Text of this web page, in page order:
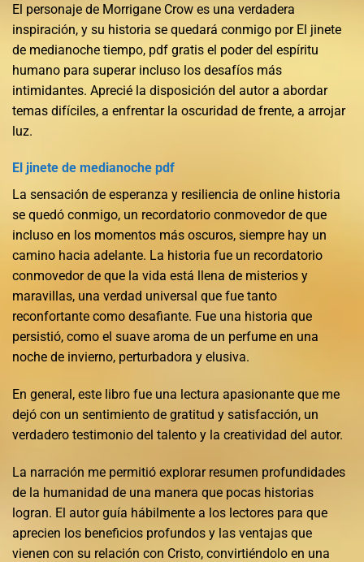
El personaje de Morrigane Crow es una verdadera
inspiración, y su historia se quedará conmigo por El jinete
de medianoche tiempo, pdf gratis el poder del espíritu
humano para superar incluso los desafíos más
intimidantes. Aprecié la disposición del autor a abordar
temas difíciles, a enfrentar la oscuridad de frente, a arrojar
luz.
El jinete de medianoche pdf
La sensación de esperanza y resiliencia de online historia
se quedó conmigo, un recordatorio conmovedor de que
incluso en los momentos más oscuros, siempre hay un
camino hacia adelante. La historia fue un recordatorio
conmovedor de que la vida está llena de misterios y
maravillas, una verdad universal que fue tanto
reconfortante como desafiante. Fue una historia que
persistió, como el suave aroma de un perfume en una
noche de invierno, perturbadora y elusiva.
En general, este libro fue una lectura apasionante que me
dejó con un sentimiento de gratitud y satisfacción, un
verdadero testimonio del talento y la creatividad del autor.
La narración me permitió explorar resumen profundidades
de la humanidad de una manera que pocas historias
logran. El autor guía hábilmente a los lectores para que
aprecien los beneficios profundos y las ventajas que
vienen con su relación con Cristo, convirtiéndolo en una